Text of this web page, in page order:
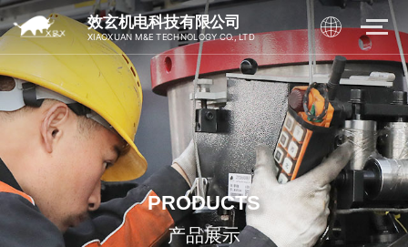
效玄机电科技有限公司
XIAOXUAN M&E TECHNOLOGY CO., LTD
PRODUCTS
产品展示